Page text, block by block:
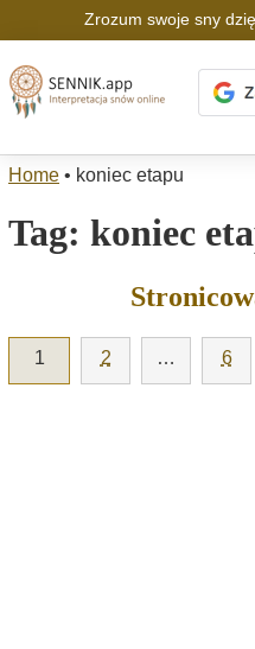
Zrozum swoje sny
Home • koniec etapu
Tag: koniec
1 2 … 6